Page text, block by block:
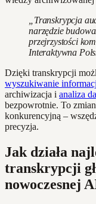
„Transkrypcja
narzędzie
przejrzystości
Interaktywna
Dzięki transkrypcji
wyszukiwanie
archiwizacja i analiza
bezpowrotnie. To
konkurencyjną –
precyzja.
Jak działa
transkrypcji
nowoczesnej